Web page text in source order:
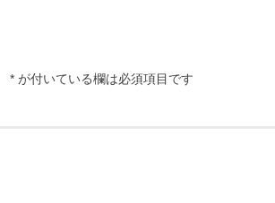
* が付いている欄は必須項目です